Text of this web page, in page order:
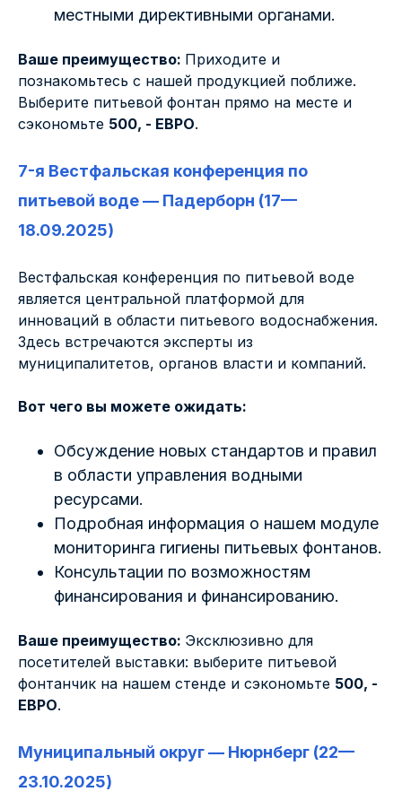
местными директивными органами.
Ваше преимущество: Приходите и
познакомьтесь с нашей продукцией поближе.
Выберите питьевой фонтан прямо на месте и
сэкономьте 500, - ЕВРО.
7-я Вестфальская конференция по
питьевой воде — Падерборн (17—
18.09.2025)
Вестфальская конференция по питьевой воде
является центральной платформой для
инноваций в области питьевого водоснабжения.
Здесь встречаются эксперты из
муниципалитетов, органов власти и компаний.
Вот чего вы можете ожидать:
Обсуждение новых стандартов и правил
в области управления водными
ресурсами.
Подробная информация о нашем модуле
мониторинга гигиены питьевых фонтанов.
Консультации по возможностям
финансирования и финансированию.
Ваше преимущество: Эксклюзивно для
посетителей выставки: выберите питьевой
фонтанчик на нашем стенде и сэкономьте 500, -
ЕВРО.
Муниципальный округ — Нюрнберг (22—
23.10.2025)